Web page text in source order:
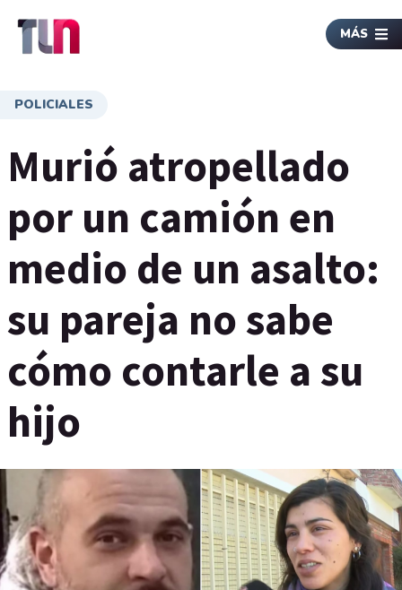
MÁS
POLICIALES
Murió atropellado
por un camión en
medio de un asalto:
su pareja no sabe
cómo contarle a su
hijo